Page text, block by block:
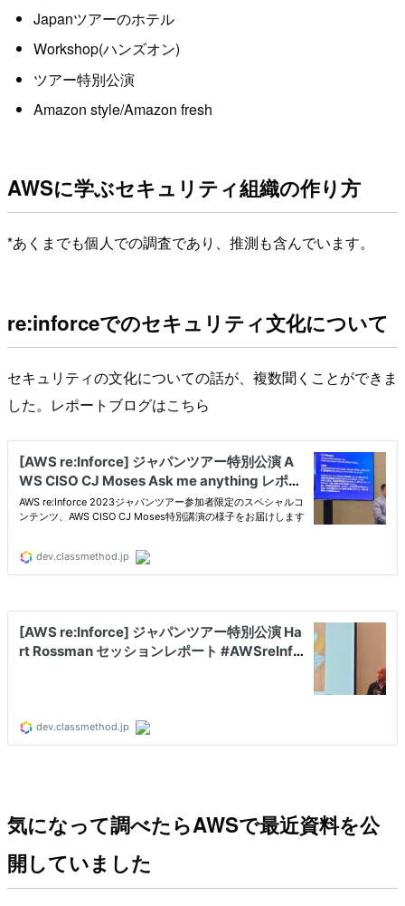
Japanツアーのホテル
Workshop(ハンズオン)
ツアー特別公演
Amazon style/Amazon fresh
AWSに学ぶセキュリティ組織の作り方
*あくまでも個人での調査であり、推測も含んでいます。
re:inforceでのセキュリティ文化について
セキュリティの文化についての話が、複数聞くことができま
した。レポートブログはこちら
気になって調べたらAWSで最近資料を公
開していました